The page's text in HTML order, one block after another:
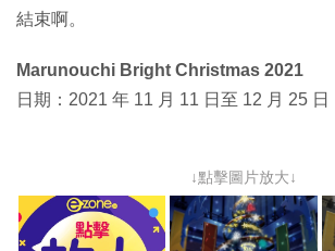
結束啊。
Marunouchi Bright Christmas 2021
日期：2021 年 11 月 11 日至 12 月 25 日
↓點擊圖片放大↓